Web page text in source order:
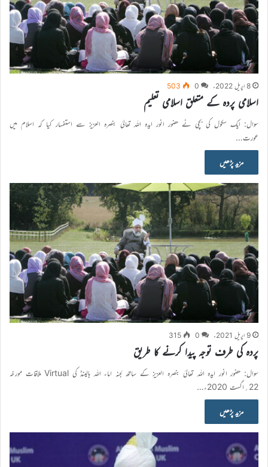
8 اپریل 2022ء 0
503
اسلامی پردہ کے متعلق اسلامی تعلیم
سوال: ایک سکول کی بچی نے حضور انور ایدہ اللہ تعالیٰ بنصرہ العزیز سے استفسار کیا کہ اسلام میں
عورت…
مزید پڑھیں
9 اپریل 2021ء 0
315
پردہ کی طرف توجہ پیدا کرنے کا طریق
سوال: حضور انور ایدہ اللہ تعالیٰ بنصرہ العزیز کے ساتھ لجنہ اماء اللہ ہالینڈ کی Virtual ملاقات مورخہ
22؍اگست 2020ء…
مزید پڑھیں